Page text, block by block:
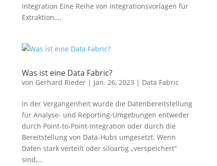
Integration Eine Reihe von Integrationsvorlagen für
Extraktion,...
Was ist eine Data Fabric?
von Gerhard Rieder| Jan. 26, 2023 | Data Fabric
In der Vergangenheit wurde die Datenbereitstellung
für Analyse- und Reporting-Umgebungen entweder
durch Point-to-Point-Integration oder durch die
Bereitstellung von Data-Hubs umgesetzt. Wenn
Daten stark verteilt oder siloartig „verspeichert“
sind,...